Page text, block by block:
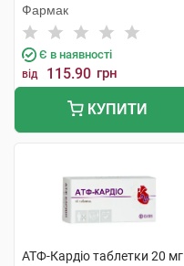
Фармак
Є в наявності
від 115.90 грн
КУПИТИ
АТФ-Кардіо таблетки 20 мг